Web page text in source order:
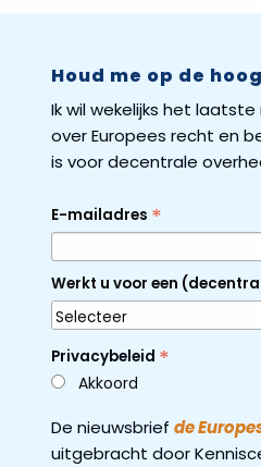
Houd me op de
Ik wil wekelijks het
over Europees recht en
is voor decentrale
E-mailadres *
Werkt u voor een
Privacybeleid *
Akkoord
De nieuwsbrief de
uitgebracht door